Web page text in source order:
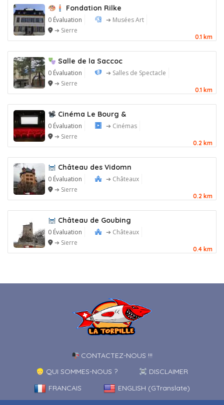
Fondation Rilke
0 Évaluation
➔ Musées Art
➔ Sierre
0.1 km
Salle de la Saccoc
0 Évaluation
➔ Salles de Spectacle
➔ Sierre
0.1 km
Cinéma Le Bourg &
0 Évaluation
➔ Cinémas
➔ Sierre
0.2 km
Château des Vidomn
0 Évaluation
➔ Châteaux
➔ Sierre
0.2 km
Château de Goubing
0 Évaluation
➔ Châteaux
➔ Sierre
0.4 km
CONTACTEZ-NOUS !!!
QUI SOMMES-NOUS ?
DISCLAIMER
FRANCAIS
ENGLISH (GTranslate)